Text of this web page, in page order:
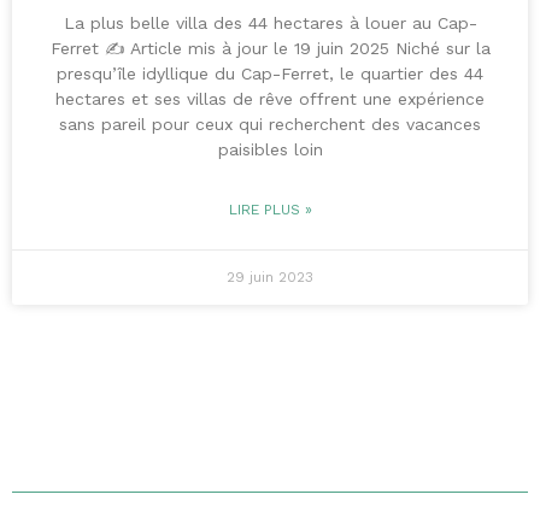
La plus belle villa des 44 hectares à louer au Cap-
Ferret ✍️ Article mis à jour le 19 juin 2025 Niché sur la
presqu’île idyllique du Cap-Ferret, le quartier des 44
hectares et ses villas de rêve offrent une expérience
sans pareil pour ceux qui recherchent des vacances
paisibles loin
LIRE PLUS »
29 juin 2023